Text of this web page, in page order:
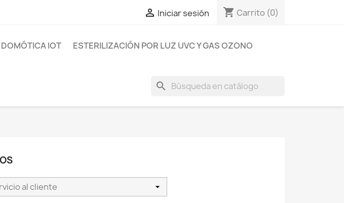
 Iniciar sesión shopping_cart Carrito (0)
IOT
ESTERILIZACIÓN POR LUZ UVC Y GAS OZONO
search